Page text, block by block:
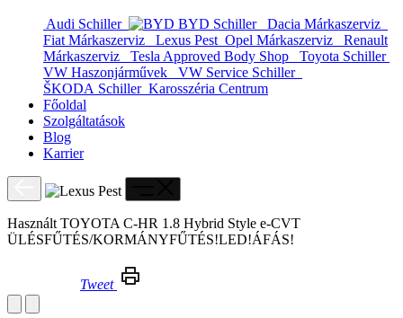
Audi Schiller BYD Schiller
Dacia Márkaszerviz
Fiat Márkaszerviz
Lexus Pest Opel Márkaszerviz
Renault
Márkaszerviz
Tesla Approved Body Shop
Toyota Schiller
VW Haszonjárművek
VW Service Schiller
ŠKODA Schiller Karosszéria Centrum
Főoldal
Szolgáltatások
Blog
Karrier
Használt TOYOTA C-HR 1.8 Hybrid Style e-CVT
ÜLÉSFŰTÉS/KORMÁNYFŰTÉS!LED!ÁFÁS!
Tweet